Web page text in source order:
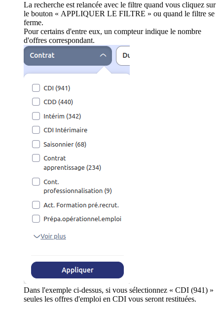
La recherche est relancée avec le filtre quand vous cliquez sur
le bouton « APPLIQUER LE FILTRE » ou quand le filtre se
ferme.
Pour certains d'entre eux, un compteur indique le nombre
d'offres correspondant.
Dans l'exemple ci-dessus, si vous sélectionnez « CDI (941) »
seules les offres d'emploi en CDI vous seront restituées.